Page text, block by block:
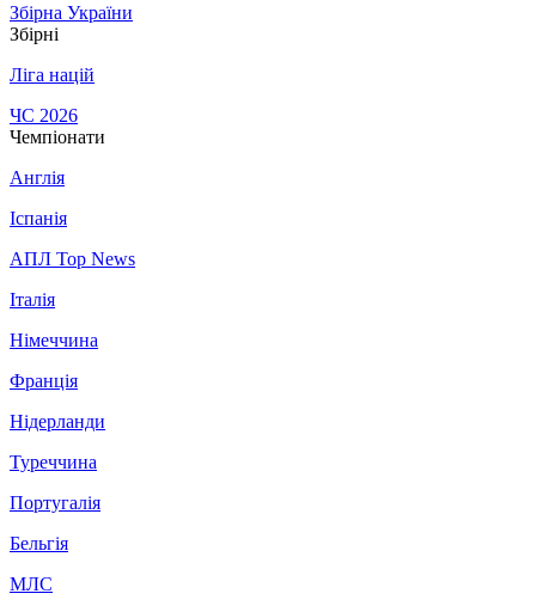
Збірна України
Збірні
Ліга націй
ЧС 2026
Чемпіонати
Англія
Іспанія
АПЛ Top News
Італія
Німеччина
Франція
Нідерланди
Туреччина
Португалія
Бельгія
МЛС